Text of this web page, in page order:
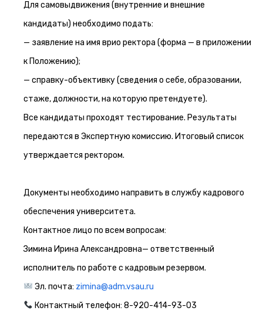
Для самовыдвижения (внутренние и внешние
кандидаты) необходимо подать:
— заявление на имя врио ректора (форма — в приложении
к Положению);
— справку-объективку (сведения о себе, образовании,
стаже, должности, на которую претендуете).
Все кандидаты проходят тестирование. Результаты
передаются в Экспертную комиссию. Итоговый список
утверждается ректором.
Документы необходимо направить в службу кадрового
обеспечения университета.
Контактное лицо по всем вопросам:
Зимина Ирина Александровна— ответственный
исполнитель по работе с кадровым резервом.
Эл. почта: zimina@adm.vsau.ru
Контактный телефон: 8-920-414-93-03